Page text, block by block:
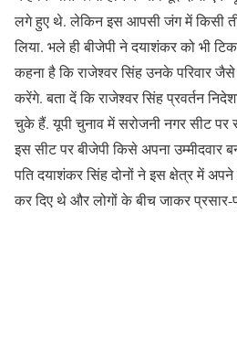
लगे हुए थे. लेकिन इस आपसी जंग में किसी
लिया. भले ही बीजेपी ने दयाशंकर को भी
कहना है कि राजेश्वर सिंह उनके परिवार
करेंगे. बता दें कि राजेश्वर सिंह प्रवर्तन
चुके हैं. यूपी चुनाव में सरोजनी नगर सीट पर
इस सीट पर बीजेपी किसे अपना उम्मीदवार
पति दयाशंकर सिंह दोनों ने इस क्षेत्र में
कर दिए थे और लोगों के बीच जाकर प्रसार-